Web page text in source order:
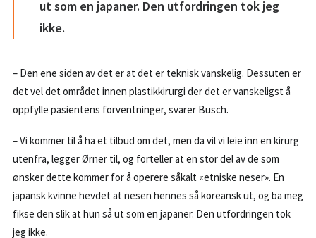
ut som en japaner. Den utfordringen tok jeg
ikke.
– Den ene siden av det er at det er teknisk vanskelig. Dessuten er
det vel det området innen plastikkirurgi der det er vanskeligst å
oppfylle pasientens forventninger, svarer Busch.
– Vi kommer til å ha et tilbud om det, men da vil vi leie inn en kirurg
utenfra, legger Ørner til, og forteller at en stor del av de som
ønsker dette kommer for å operere såkalt «etniske neser». En
japansk kvinne hevdet at nesen hennes så koreansk ut, og ba meg
fikse den slik at hun så ut som en japaner. Den utfordringen tok
jeg ikke.